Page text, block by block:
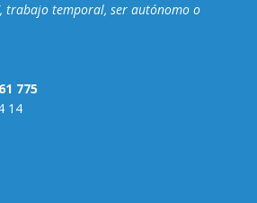
trabajo temporal, ser autónomo o
775
14